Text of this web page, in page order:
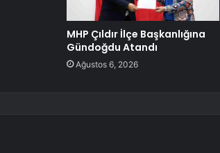
MHP Çıldır İlçe Başkanlığına
Gündoğdu Atandı
Ağustos 6, 2026